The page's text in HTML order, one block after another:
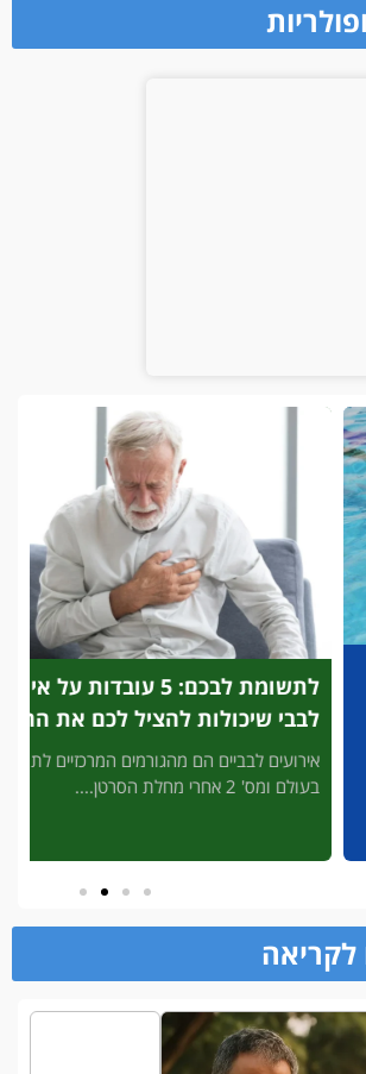
לתשומת לבכם: 5 עובדות על אירוע
להציל לכם את החיים
הם מהגורמים המרכזיים לתמותה
לקריאה​